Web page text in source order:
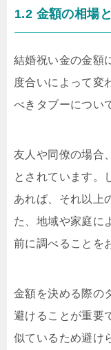
1.2 金額の相場
結婚祝い金の金額
度合いによって変
べきタブーについ
友人や同僚の場合
とされています。
あれば、それ以上
た、地域や家庭に
前に調べることを
金額を決める際の
避けることが重要
似ているため避け